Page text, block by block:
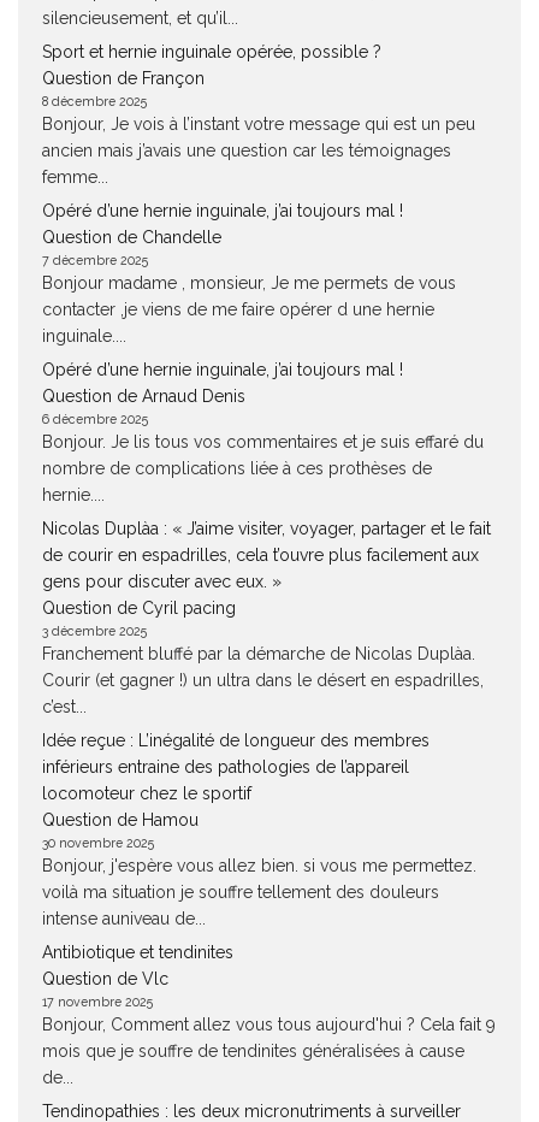
silencieusement, et qu’il...
Sport et hernie inguinale opérée, possible ?
Question de Françon
8 décembre 2025
Bonjour, Je vois à l’instant votre message qui est un peu
ancien mais j’avais une question car les témoignages
femme...
Opéré d’une hernie inguinale, j’ai toujours mal !
Question de Chandelle
7 décembre 2025
Bonjour madame , monsieur, Je me permets de vous
contacter ,je viens de me faire opérer d une hernie
inguinale....
Opéré d’une hernie inguinale, j’ai toujours mal !
Question de Arnaud Denis
6 décembre 2025
Bonjour. Je lis tous vos commentaires et je suis effaré du
nombre de complications liée à ces prothèses de
hernie....
Nicolas Duplàa : « J’aime visiter, voyager, partager et le fait
de courir en espadrilles, cela t’ouvre plus facilement aux
gens pour discuter avec eux. »
Question de Cyril pacing
3 décembre 2025
Franchement bluffé par la démarche de Nicolas Duplàa.
Courir (et gagner !) un ultra dans le désert en espadrilles,
c’est...
Idée reçue : L’inégalité de longueur des membres
inférieurs entraine des pathologies de l’appareil
locomoteur chez le sportif
Question de Hamou
30 novembre 2025
Bonjour, j'espère vous allez bien. si vous me permettez.
voilà ma situation je souffre tellement des douleurs
intense auniveau de...
Antibiotique et tendinites
Question de Vlc
17 novembre 2025
Bonjour, Comment allez vous tous aujourd'hui ? Cela fait 9
mois que je souffre de tendinites généralisées à cause
de...
Tendinopathies : les deux micronutriments à surveiller